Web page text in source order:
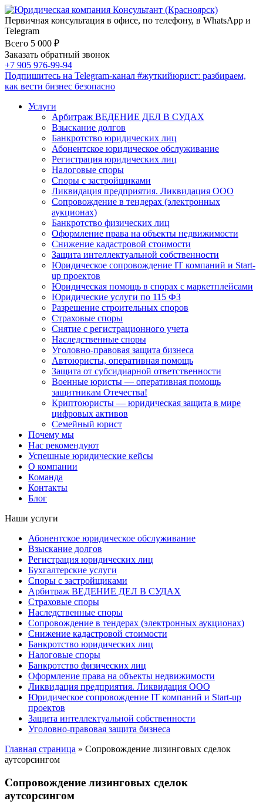
Первичная консультация в офисе, по телефону, в WhatsApp и
Telegram
Всего 5 000 ₽
Заказать обратный звонок
+7 905 976-99-94
Подпишитесь на Telegram-канал #жуткийюрист: разбираем,
как вести бизнес безопасно
Услуги
Арбитраж ВЕДЕНИЕ ДЕЛ В СУДАХ
Взыскание долгов
Банкротство юридических лиц
Абонентское юридическое обслуживание
Регистрация юридических лиц
Налоговые споры
Споры с застройщиками
Ликвидация предприятия. Ликвидация ООО
Сопровождение в тендерах (электронных
аукционах)
Банкротство физических лиц
Оформление права на объекты недвижимости
Снижение кадастровой стоимости
Защита интеллектуальной собственности
Юридическое сопровождение IT компаний и Start-
up проектов
Юридическая помощь в спорах с маркетплейсами
Юридические услуги по 115 ФЗ
Разрешение строительных споров
Страховые споры
Снятие с регистрационного учета
Наследственные споры
Уголовно-правовая защита бизнеса
Автоюристы, оперативная помощь
Защита от субсидиарной ответственности
Военные юристы — оперативная помощь
защитникам Отечества!
Криптоюристы — юридическая защита в мире
цифровых активов
Семейный юрист
Почему мы
Нас рекомендуют
Успешные юридические кейсы
О компании
Команда
Контакты
Блог
Наши услуги
Абонентское юридическое обслуживание
Взыскание долгов
Регистрация юридических лиц
Бухгалтерские услуги
Споры с застройщиками
Арбитраж ВЕДЕНИЕ ДЕЛ В СУДАХ
Страховые споры
Наследственные споры
Сопровождение в тендерах (электронных аукционах)
Снижение кадастровой стоимости
Банкротство юридических лиц
Налоговые споры
Банкротство физических лиц
Оформление права на объекты недвижимости
Ликвидация предприятия. Ликвидация ООО
Юридическое сопровождение IT компаний и Start-up
проектов
Защита интеллектуальной собственности
Уголовно-правовая защита бизнеса
Главная страница » Сопровождение лизинговых сделок
аутсорсингом
Сопровождение лизинговых сделок
аутсорсингом